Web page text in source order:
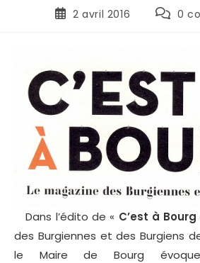
2 avril 2016 0
Dans l’édito de « C’est à Bourg
des Burgiennes et des Burgiens
le Maire de Bourg